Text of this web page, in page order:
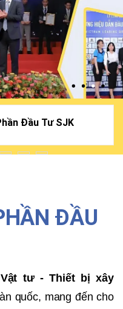
Đầu Tư SJK
ĐẦU
Vật tư - Thiết bị xây
quốc, mang đến cho